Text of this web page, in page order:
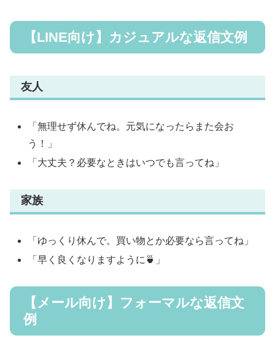
【LINE向け】カジュアルな返信文例
友人
「無理せず休んでね。元気になったらまた会お
う！」
「大丈夫？必要なときはいつでも言ってね」
家族
「ゆっくり休んで。買い物とか必要なら言ってね」
「早く良くなりますように🍵」
【メール向け】フォーマルな返信文
例